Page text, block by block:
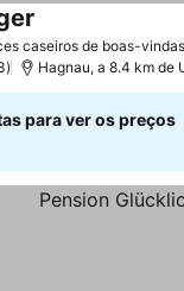
caseiros de boas-vindas
Hagnau, a 8.4 km de
para ver os preços